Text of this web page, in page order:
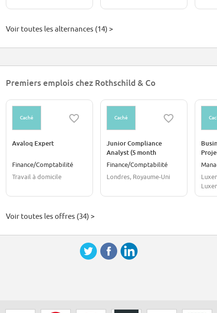
Voir toutes les alternances (14) >
Premiers emplois chez Rothschild & Co
Caché
Avaloq Expert
Finance/Comptabilité
Travail à domicile
Caché
Junior Compliance
Analyst (5 month
contract)
Finance/Comptabilité
Londres, Royaume-Uni
Voir toutes les offres (34) >